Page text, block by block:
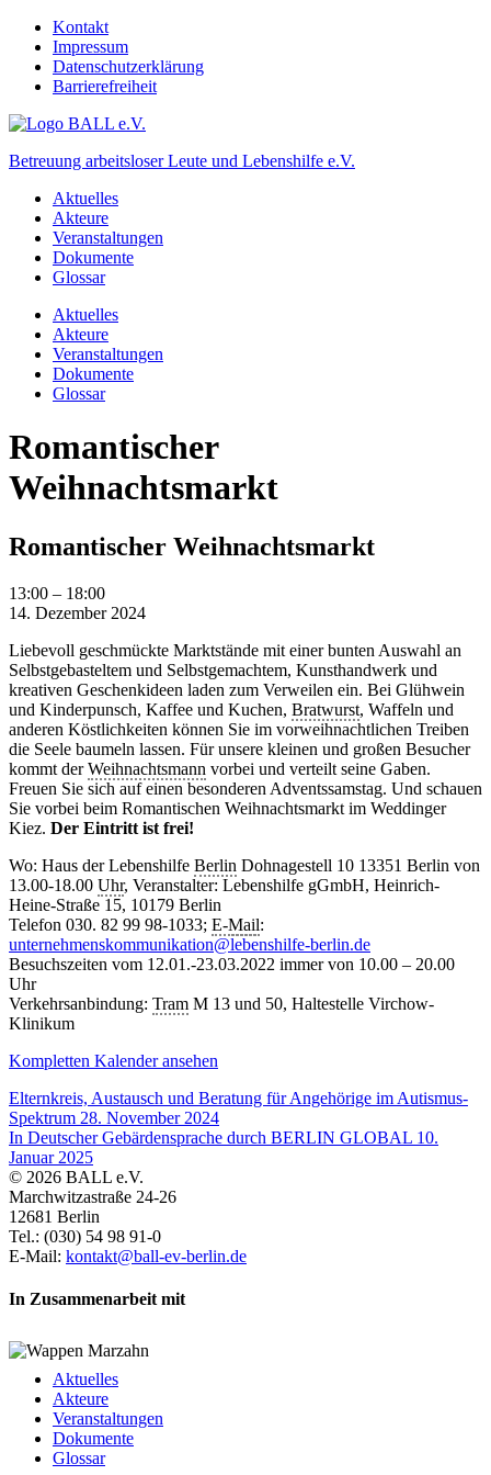
Kontakt
Impressum
Datenschutzerklärung
Barrierefreiheit
Betreuung arbeitsloser Leute und Lebenshilfe e.V.
Aktuelles
Akteure
Veranstaltungen
Dokumente
Glossar
Aktuelles
Akteure
Veranstaltungen
Dokumente
Glossar
Romantischer
Weihnachtsmarkt
Romantischer Weihnachtsmarkt
Romantischer
Weihnachtsmarkt
13:00 – 18:00
14. Dezember 2024
Liebevoll geschmückte Marktstände mit einer bunten Auswahl an
Selbstgebasteltem und Selbstgemachtem, Kunsthandwerk und
kreativen Geschenkideen laden zum Verweilen ein. Bei Glühwein
und Kinderpunsch, Kaffee und Kuchen, Bratwurst, Waffeln und
anderen Köstlichkeiten können Sie im vorweihnachtlichen Treiben
die Seele baumeln lassen. Für unsere kleinen und großen Besucher
kommt derWeihnachtsmann vorbei und verteilt seine Gaben.
Freuen Sie sich auf einen besonderen Adventssamstag. Und schauen
Sie vorbei beim Romantischen Weihnachtsmarkt im Weddinger
Kiez. Der Eintritt ist frei!
Wo: Haus der Lebenshilfe Berlin Dohnagestell 10 13351 Berlin von
13.00-18.00 Uhr, Veranstalter: Lebenshilfe gGmbH, Heinrich-
Heine-Straße 15, 10179 Berlin
Telefon 030. 82 99 98-1033; E-Mail:
unternehmenskommunikation@lebenshilfe-berlin.de
Besuchszeiten vom 12.01.-23.03.2022 immer von 10.00 – 20.00
Uhr
Verkehrsanbindung: Tram M 13 und 50, Haltestelle Virchow-
Klinikum
Kompletten Kalender ansehen
Elternkreis, Austausch und Beratung für Angehörige im Autismus-
Spektrum 28. November 2024
In Deutscher Gebärdensprache durch BERLIN GLOBAL 10.
Januar 2025
© 2026 BALL e.V.
Marchwitzastraße 24-26
12681 Berlin
Tel.: (030) 54 98 91-0
E-Mail: kontakt@ball-ev-berlin.de
In Zusammenarbeit mit
Aktuelles
Akteure
Veranstaltungen
Dokumente
Glossar